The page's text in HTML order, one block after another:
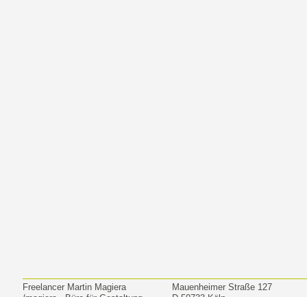
Freelancer Martin Magiera
Mauenheimer Straße 127